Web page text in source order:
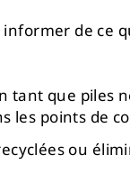
de ce
tant que piles
les points de
ou